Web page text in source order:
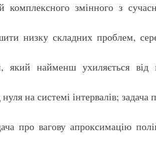
комплексного змінного з
низку складних проблем,
який найменш ухиляється
нуля на системі інтервалів;
про вагову апроксимацію